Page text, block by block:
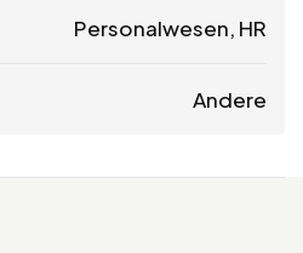
Personalwesen, HR
Andere